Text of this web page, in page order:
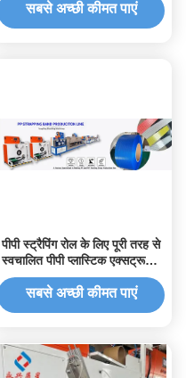
सबसे अच्छी कीमत पाएं
पीपी स्ट्रैपिंग रोल के लिए पूरी तरह से
स्वचालित पीपी प्लास्टिक एक्सट्रूज़न
मशीन
सबसे अच्छी कीमत पाएं